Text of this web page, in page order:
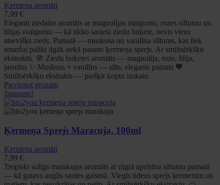
Ķermeņa aromāti
7,99 €
Eleganti ziedains aromāts ar magnolijas maigumu, rozes siltumu un
lilijas svaigumu — kā tikko sasieta ziedu buķete, nevis viens
atsevišķs zieds. Pamatā — muskusa un vanilīna siltums, kas liek
smaržai palikt ilgāk nekā parasts ķermeņa sprejs. Ar smiltsērkšķu
ekstraktu. 🌸 Ziedu buķetes aromāts — magnolija, roze, lilija,
jasmīns ✨ Muskuss + vanilīns — silts, elegants pamats 🧡
Smiltsērkšķu ekstrakts — piešķir koptu izskatu
Pievienot grozam
Jaunums!
Ķermeņa Sprejs Maracuja, 100ml
Ķermeņa aromāti
7,99 €
Tropiski sulīgs marakujas aromāts ar rūgtā apelsīna siltumu pamatā
— kā gatavs auglis saules gaismā. Viegls ūdens sprejs ķermenim un